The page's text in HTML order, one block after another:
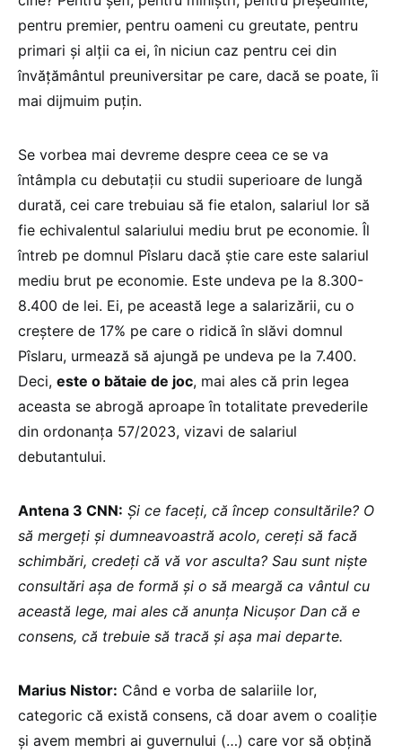
pentru premier, pentru oameni cu greutate, pentru
primari și alții ca ei, în niciun caz pentru cei din
învățământul preuniversitar pe care, dacă se poate, îi
mai dijmuim puțin.
Se vorbea mai devreme despre ceea ce se va
întâmpla cu debutații cu studii superioare de lungă
durată, cei care trebuiau să fie etalon, salariul lor să
fie echivalentul salariului mediu brut pe economie. Îl
întreb pe domnul Pîslaru dacă știe care este salariul
mediu brut pe economie. Este undeva pe la 8.300-
8.400 de lei. Ei, pe această lege a salarizării, cu o
creștere de 17% pe care o ridică în slăvi domnul
Pîslaru, urmează să ajungă pe undeva pe la 7.400.
Deci, este o bătaie de joc, mai ales că prin legea
aceasta se abrogă aproape în totalitate prevederile
din ordonanța 57/2023, vizavi de salariul
debutantului.
Antena 3 CNN: Și ce faceți, că încep consultările? O
să mergeți și dumneavoastră acolo, cereți să facă
schimbări, credeți că vă vor asculta? Sau sunt niște
consultări așa de formă și o să meargă ca vântul cu
această lege, mai ales că anunța Nicușor Dan că e
consens, că trebuie să tracă și așa mai departe.
Marius Nistor: Când e vorba de salariile lor,
categoric că există consens, că doar avem o coaliție
și avem membri ai guvernului (…) care vor să obțină